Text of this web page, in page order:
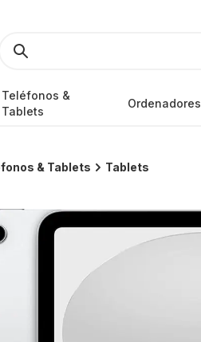
Teléfonos &
Tablets
Ordenadores
& Tablets Tablets